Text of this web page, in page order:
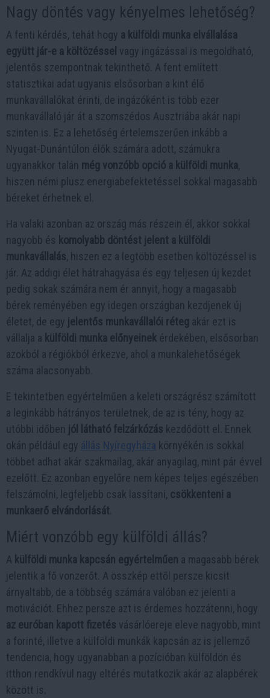
Nagy döntés vagy kényelmes lehetőség?
A fenti kérdés, tehát hogy a külföldi munka elvállalása
együtt jár-e a költözéssel vagy ingázással is megoldható,
jelentős szempontnak tekinthető. A fent említett
statisztikai adat ugyanis elsősorban a kint élő
munkavállalókat érinti, de ingázóként is több ezer
munkavállaló jár át a szomszédos Ausztriába akár napi
szinten is. Ez a lehetőség értelemszerűen inkább a
Nyugat-Dunántúlon élők számára adott, számukra
ugyanakkor talán még vonzóbb opció a külföldi munka,
hiszen némi plusz energiabefektetéssel sokkal magasabb
béreket érhetnek el.
Ha valaki azonban az ország más részein él, akkor sokkal
nagyobb és komolyabb döntést jelent a külföldi
munkavállalás, hiszen ez a legtöbb esetben költözéssel is
jár. Az addigi élet hátrahagyása és egy teljesen új kezdet
pedig sokak számára nem ér annyit, hogy a magasabb
bérek reményében egy idegen országban kezdjenek új
életet, de egy jelentős munkavállalói réteg akár ezt is
vállalja a külföldi munka előnyeinek érdekében, elsősorban
azokból a régiókból érkezve, ahol a munkalehetőségek
száma alacsonyabb.
E tekintetben egyértelműen a keleti országrész számított
a leginkább hátrányos területnek, de az is tény, hogy az
utóbbi időben jól látható felzárkózás kezdődött el. Ennek
okán például egy állás Nyíregyháza környékén is sokkal
többet adhat akár szakmailag, akár anyagilag, mint pár évvel
ezelőtt. Ez azonban egyelőre nem képes teljes egészében
felszámolni, legfeljebb csak lassítani, csökkenteni a
munkaerő elvándorlását
Miért vonzóbb egy külföldi állás?
A külföldi munka kapcsán egyértelműen a magasabb bérek
jelentik a fő vonzerőt. A összkép ettől persze kicsit
árnyaltabb, de a többség számára valóban ez jelenti a
motivációt. Ehhez persze azt is érdemes hozzátenni, hogy
az euróban kapott fizetés vásárlóereje eleve nagyobb, mint
a forinté, illetve a külföldi munkák kapcsán az is jellemző
tendencia, hogy ugyanabban a pozícióban külföldön és
itthon rendkívül nagy eltérés mutatkozik akár az alapbérek
között is.